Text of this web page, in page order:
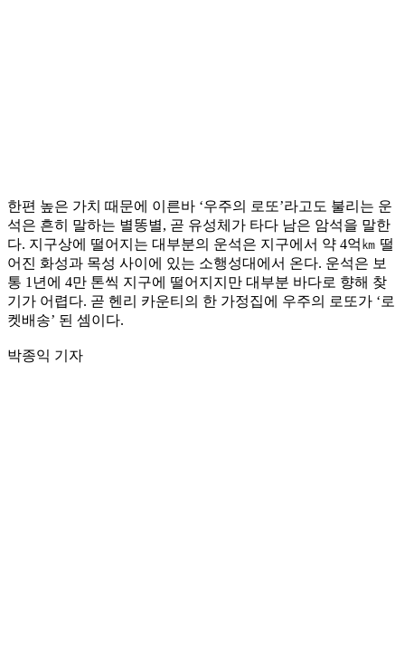
한편 높은 가치 때문에 이른바 ‘우주의 로또’라고도 불리는 운
석은 흔히 말하는 별똥별, 곧 유성체가 타다 남은 암석을 말한
다. 지구상에 떨어지는 대부분의 운석은 지구에서 약 4억㎞ 떨
어진 화성과 목성 사이에 있는 소행성대에서 온다. 운석은 보
통 1년에 4만 톤씩 지구에 떨어지지만 대부분 바다로 향해 찾
기가 어렵다. 곧 헨리 카운티의 한 가정집에 우주의 로또가 ‘로
켓배송’ 된 셈이다.
박종익 기자